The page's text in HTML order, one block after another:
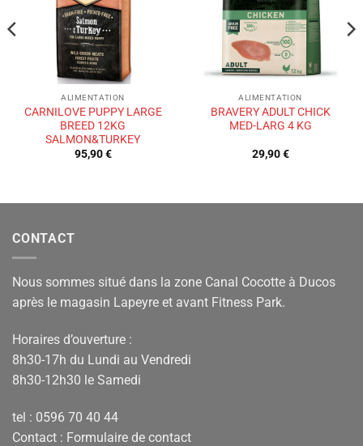
ALIMENTATION
CARNILOVE PUPPY LARGE
BREED 12KG
SALMON&TURKEY
95,90€
ALIMENTATION
BRAVERY ADULT CHICK
MED-LARG 4 KG
29,90€
CONTACT
Nous sommes situé dans la zone Canal Cocotte à Ducos
après le magasin Lapeyre et avant Fitness Park.
Horaires d’ouverture :
8h30-17h du Lundi au Vendredi
8h30-12h30 le Samedi
tel : 0596 70 40 44
Contact : Formulaire de contact